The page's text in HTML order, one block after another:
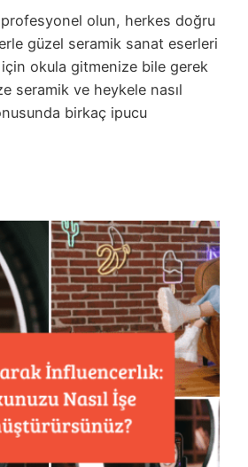
olun, herkes doğru
güzel seramik sanat eserleri
okula gitmenize bile gerek
seramik ve heykele nasıl
birkaç ipucu